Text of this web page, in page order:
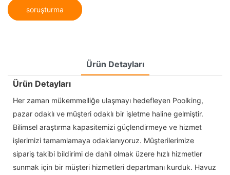
soruşturma
Ürün Detayları
Ürün Detayları
Her zaman mükemmelliğe ulaşmayı hedefleyen Poolking,
pazar odaklı ve müşteri odaklı bir işletme haline gelmiştir.
Bilimsel araştırma kapasitemizi güçlendirmeye ve hizmet
işlerimizi tamamlamaya odaklanıyoruz. Müşterilerimize
sipariş takibi bildirimi de dahil olmak üzere hızlı hizmetler
sunmak için bir müşteri hizmetleri departmanı kurduk. Havuz